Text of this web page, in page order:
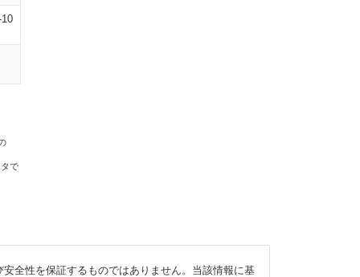
で
全性を保証するものではありません。当該情報に基